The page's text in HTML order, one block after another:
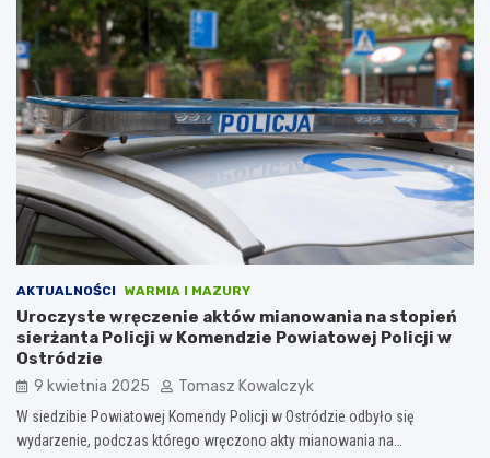
AKTUALNOŚCI WARMIA I MAZURY
Uroczyste wręczenie aktów mianowania na stopień
sierżanta Policji w Komendzie Powiatowej Policji w
Ostródzie
9 kwietnia 2025 Tomasz Kowalczyk
W siedzibie Powiatowej Komendy Policji w Ostródzie odbyło się
wydarzenie, podczas którego wręczono akty mianowania na…